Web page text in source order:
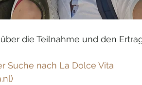
die Teilnahme und den
Suche nach La Dolce Vita
)